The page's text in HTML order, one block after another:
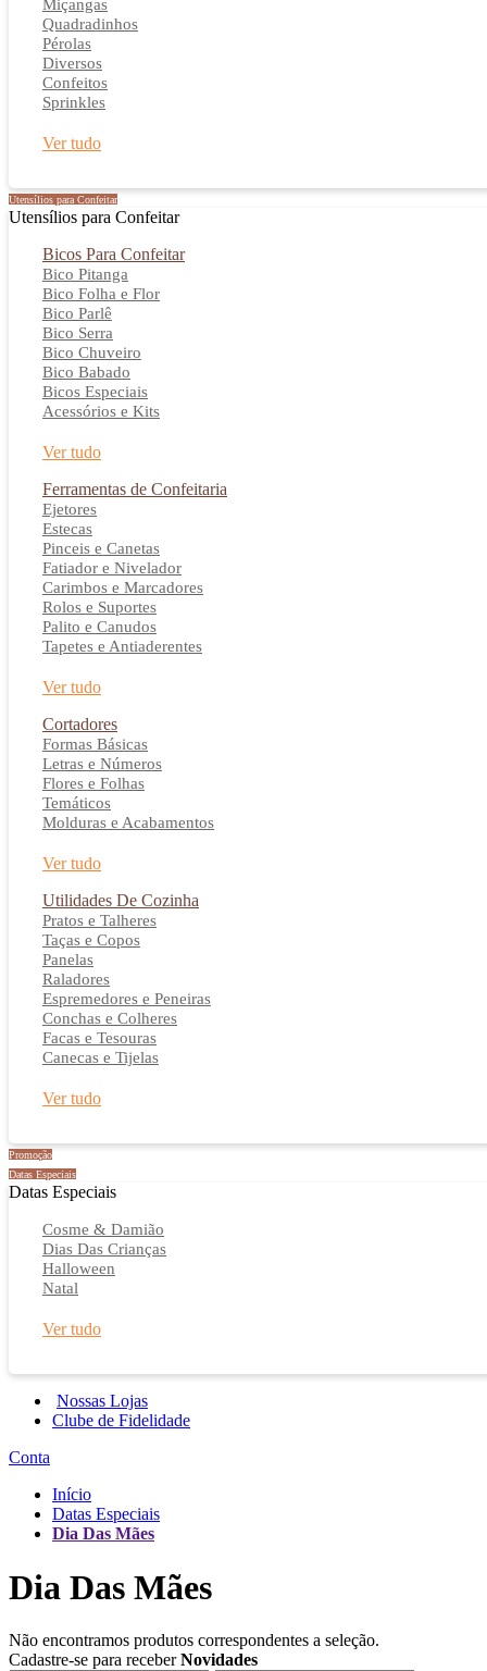
Miçangas
Quadradinhos
Pérolas
Diversos
Confeitos
Sprinkles
Ver tudo
Utensílios para Confeitar
Utensílios para Confeitar
Bicos Para Confeitar
Bico Pitanga
Bico Folha e Flor
Bico Parlê
Bico Serra
Bico Chuveiro
Bico Babado
Bicos Especiais
Acessórios e Kits
Ver tudo
Ferramentas de Confeitaria
Ejetores
Estecas
Pinceis e Canetas
Fatiador e Nivelador
Carimbos e Marcadores
Rolos e Suportes
Palito e Canudos
Tapetes e Antiaderentes
Ver tudo
Cortadores
Formas Básicas
Letras e Números
Flores e Folhas
Temáticos
Molduras e Acabamentos
Ver tudo
Utilidades De Cozinha
Pratos e Talheres
Taças e Copos
Panelas
Raladores
Espremedores e Peneiras
Conchas e Colheres
Facas e Tesouras
Canecas e Tijelas
Ver tudo
Promoção
Datas Especiais
Datas Especiais
Cosme & Damião
Dias Das Crianças
Halloween
Natal
Ver tudo
Nossas Lojas
Clube de Fidelidade
Conta
Início
Datas Especiais
Dia Das Mães
Dia Das Mães
Não encontramos produtos correspondentes a seleção.
Cadastre-se para receberNovidades